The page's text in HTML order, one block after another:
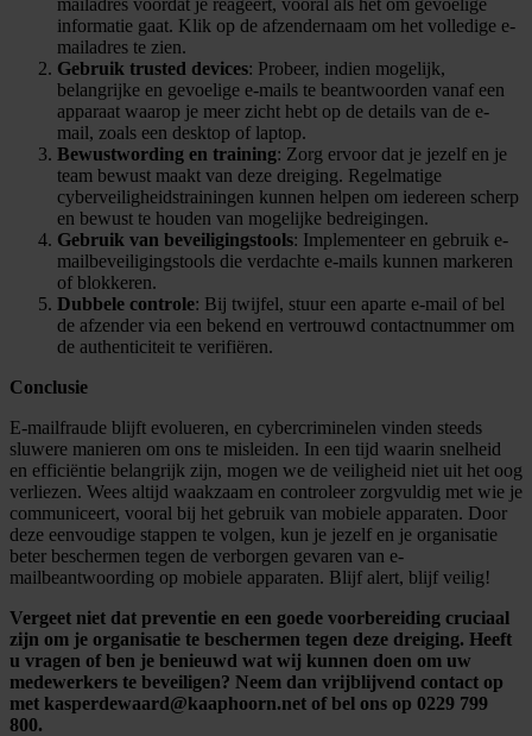
informatie gaat. Klik op de afzendernaam om het volledige e-
mailadres te zien.
Gebruik trusted devices: Probeer, indien mogelijk,
belangrijke en gevoelige e-mails te beantwoorden vanaf een
apparaat waarop je meer zicht hebt op de details van de e-
mail, zoals een desktop of laptop.
Bewustwording en training: Zorg ervoor dat je jezelf en je
team bewust maakt van deze dreiging. Regelmatige
cyberveiligheidstrainingen kunnen helpen om iedereen scherp
en bewust te houden van mogelijke bedreigingen.
Gebruik van beveiligingstools: Implementeer en gebruik e-
mailbeveiligingstools die verdachte e-mails kunnen markeren
of blokkeren.
Dubbele controle: Bij twijfel, stuur een aparte e-mail of bel
de afzender via een bekend en vertrouwd contactnummer om
de authenticiteit te verifiëren.
Conclusie
E-mailfraude blijft evolueren, en cybercriminelen vinden steeds
sluwere manieren om ons te misleiden. In een tijd waarin snelheid
en efficiëntie belangrijk zijn, mogen we de veiligheid niet uit het oog
verliezen. Wees altijd waakzaam en controleer zorgvuldig met wie je
communiceert, vooral bij het gebruik van mobiele apparaten. Door
deze eenvoudige stappen te volgen, kun je jezelf en je organisatie
beter beschermen tegen de verborgen gevaren van e-
mailbeantwoording op mobiele apparaten. Blijf alert, blijf veilig!
Vergeet niet dat preventie en een goede voorbereiding cruciaal
zijn om je organisatie te beschermen tegen deze dreiging. Heeft
u vragen of ben je benieuwd wat wij kunnen doen om uw
medewerkers te beveiligen? Neem dan vrijblijvend contact op
met kasperdewaard@kaaphoorn.net of bel ons op 0229 799
800.